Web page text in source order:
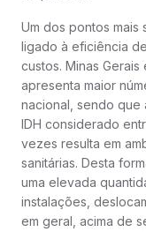
Um dos pontos mais
ligado à eficiência
custos. Minas
apresenta maior
nacional, sendo que
IDH considerado
vezes resulta em
sanitárias. Desta
uma elevada
instalações,
em geral, acima de